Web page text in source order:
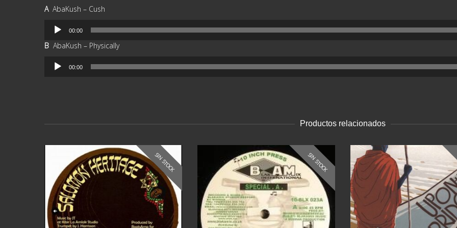
A AbaKush ‎– Cush
Reproductor
audio
00:00
B AbaKush – Physically
Reproductor
00:00
Productos relacionados
SIN STOCK SIN STOCK